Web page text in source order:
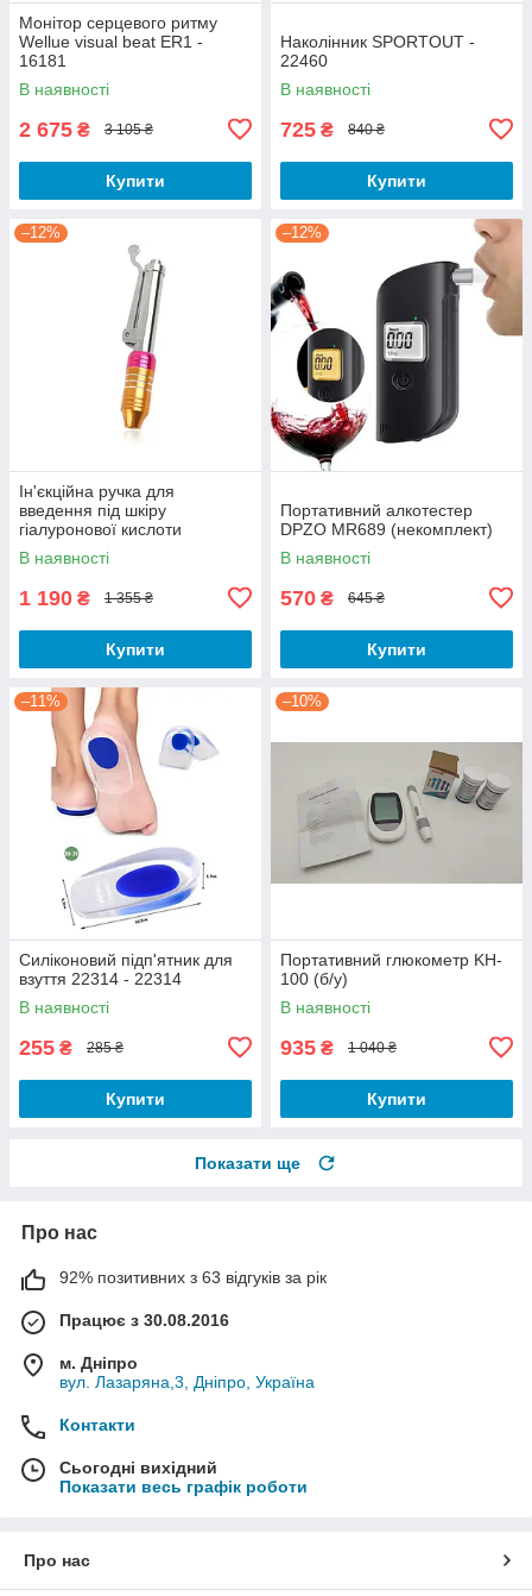
Монітор серцевого ритму
Wellue visual beat ER1 -
16181
В наявності
2 675 ₴ 3 105 ₴
Купити
Наколінник SPORTOUT -
22460
В наявності
725 ₴ 840 ₴
Купити
–12%
Ін'єкційна ручка для
введення під шкіру
гіалуронової кислоти
Hyaluron Pen E-150 - 17232
В наявності
1 190 ₴ 1 355 ₴
Купити
–12%
Портативний алкотестер
DPZO MR689 (некомплект)
В наявності
570 ₴ 645 ₴
Купити
–11%
Силіконовий підп'ятник для
взуття 22314 - 22314
В наявності
255 ₴ 285 ₴
Купити
–10%
Портативний глюкометр KH-
100 (б/у)
В наявності
935 ₴ 1 040 ₴
Купити
Показати ще
Про нас
92% позитивних з 63 відгуків за рік
Працює з 30.08.2016
м. Дніпро
вул. Лазаряна,3, Дніпро, Україна
Контакти
Сьогодні вихідний
Показати весь графік роботи
Про нас